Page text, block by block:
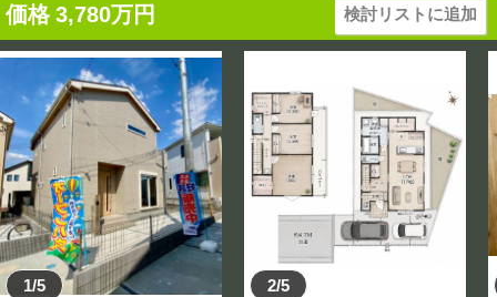
価格 3,780万円 検討リストに追加
1/5 2/5